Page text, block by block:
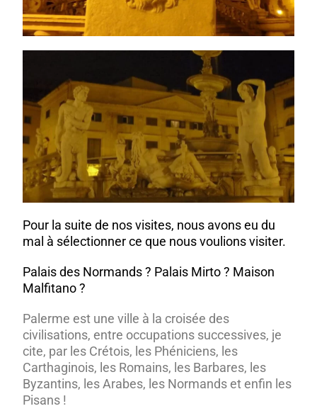
Pour la suite de nos visites, nous avons eu du
mal à sélectionner ce que nous voulions visiter.
Palais des Normands ? Palais Mirto ? Maison
Malfitano ?
Palerme est une ville à la croisée des
civilisations, entre occupations successives, je
cite, par les Crétois, les Phéniciens, les
Carthaginois, les Romains, les Barbares, les
Byzantins, les Arabes, les Normands et enfin les
Pisans !